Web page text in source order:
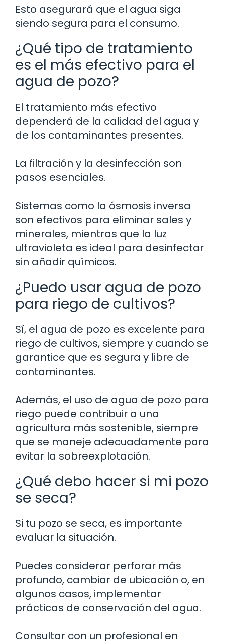
Esto asegurará que el agua siga
siendo segura para el consumo.
¿Qué tipo de tratamiento
es el más efectivo para el
agua de pozo?
El tratamiento más efectivo
dependerá de la calidad del agua y
de los contaminantes presentes.
La filtración y la desinfección son
pasos esenciales.
Sistemas como la ósmosis inversa
son efectivos para eliminar sales y
minerales, mientras que la luz
ultravioleta es ideal para desinfectar
sin añadir químicos.
¿Puedo usar agua de pozo
para riego de cultivos?
Sí, el agua de pozo es excelente para
riego de cultivos, siempre y cuando se
garantice que es segura y libre de
contaminantes.
Además, el uso de agua de pozo para
riego puede contribuir a una
agricultura más sostenible, siempre
que se maneje adecuadamente para
evitar la sobreexplotación.
¿Qué debo hacer si mi pozo
se seca?
Si tu pozo se seca, es importante
evaluar la situación.
Puedes considerar perforar más
profundo, cambiar de ubicación o, en
algunos casos, implementar
prácticas de conservación del agua.
Consultar con un profesional en